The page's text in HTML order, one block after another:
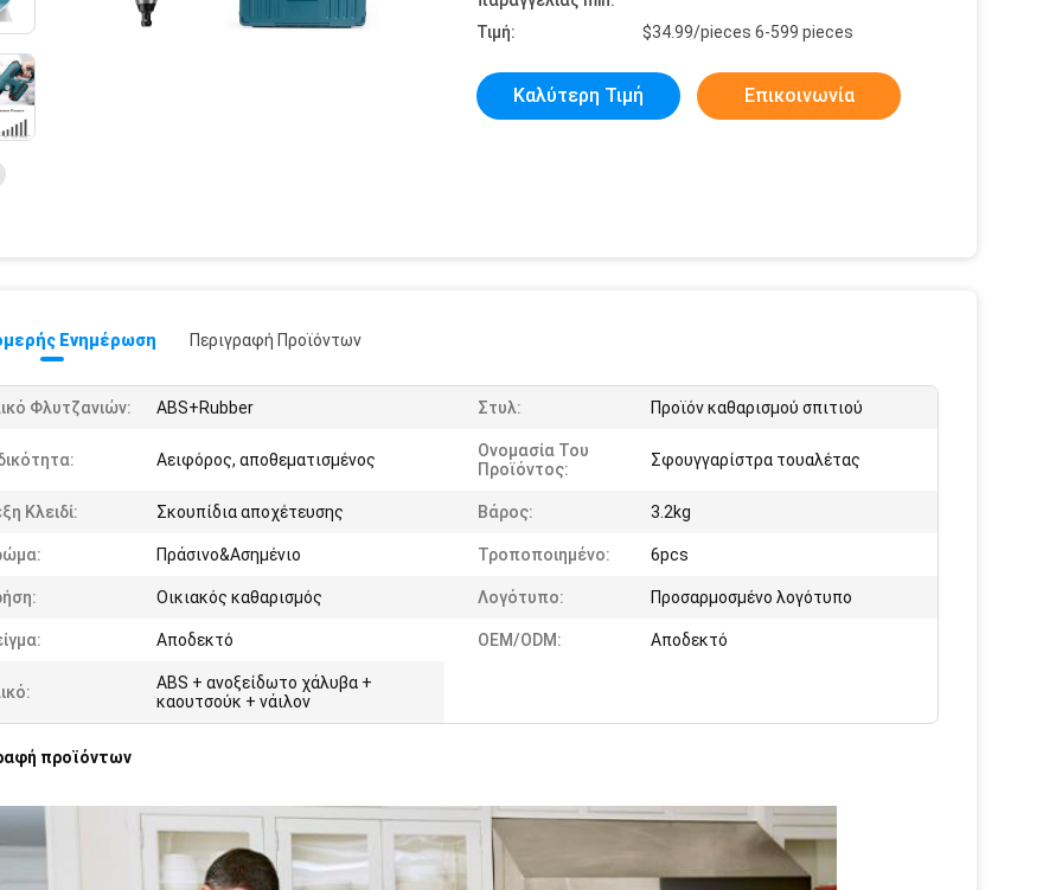
Τιμή: $34.99/pieces 6-599 pieces
Καλύτερη Τιμή Επικοινωνία
Ενημέρωση Περιγραφή Προϊόντων
Φλυτζανιών: ABS+Rubber Στυλ: Προϊόν καθαρισμού σπιτιού
Αειφόρος, αποθεματισμένος
Ονομασία Του
Προϊόντος:
Σφουγγαρίστρα τουαλέτας
Κλειδί: Σκουπίδια αποχέτευσης Βάρος: 3.2kg
Πράσινο&Ασημένιο Τροποποιημένο: 6pcs
Οικιακός καθαρισμός Λογότυπο: Προσαρμοσμένο λογότυπο
Αποδεκτό OEM/ODM: Αποδεκτό
ABS + ανοξείδωτο χάλυβα +
καουτσούκ + νάιλον
προϊόντων